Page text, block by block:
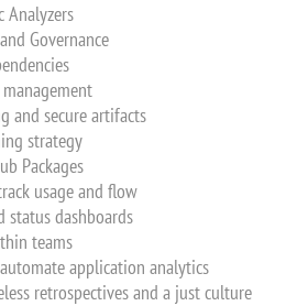
Analyzers
Governance
and secure artifacts
strategy
Packages
usage and flow
status dashboards
teams
application analytics
retrospectives and a just culture